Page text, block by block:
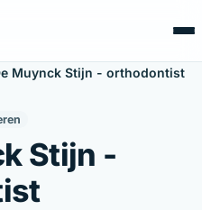
Muynck Stijn - orthodontist
Stijn -